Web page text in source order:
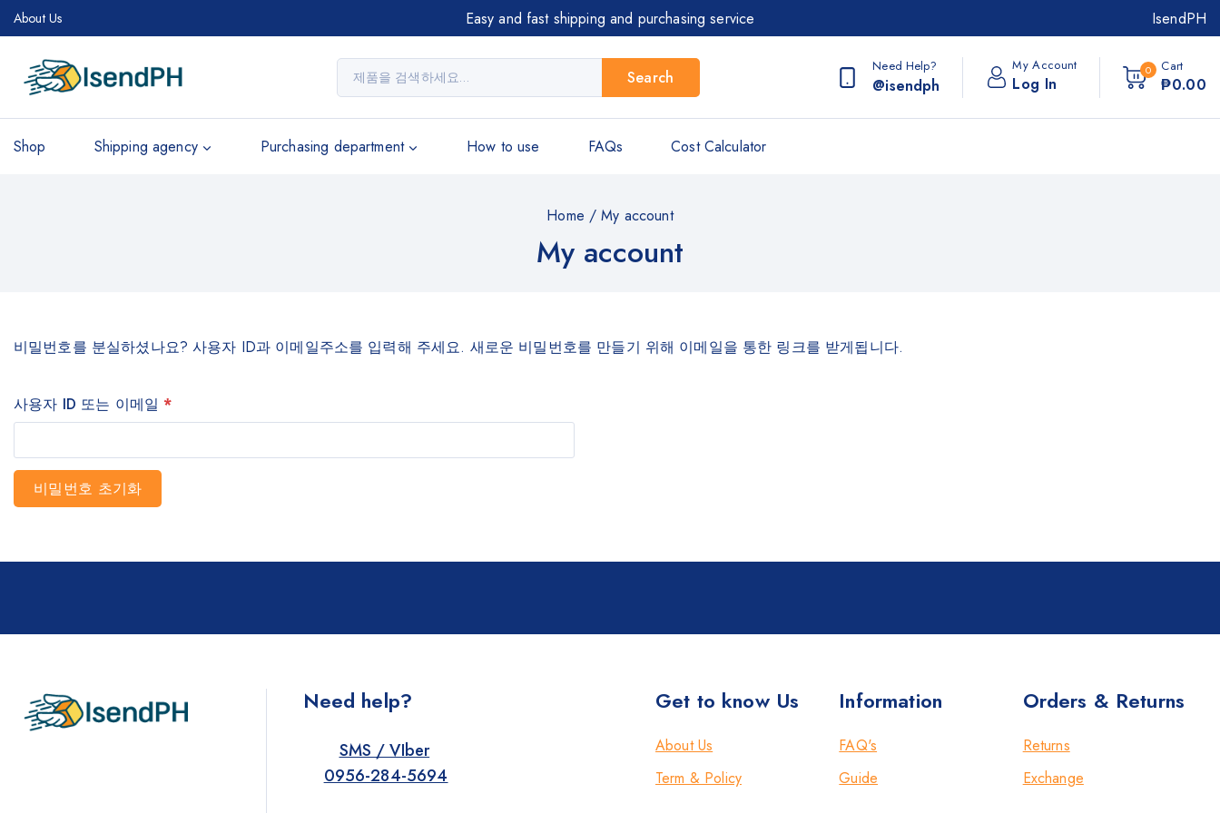
About Us Easy and fast shipping and purchasing service IsendPH
Search
Need Help?
@isendph
My Account
Log In
0 Cart
₱0.00
Shop Shipping agency Purchasing department How to use FAQs Cost Calculator
Home / My account
My account
비밀번호를 분실하셨나요? 사용자 ID과 이메일주소를 입력해 주세요. 새로운 비밀번호를 만들기 위해 이메일을 통한 링크를 받게됩니다.
사용자 ID 또는 이메일 *
비밀번호 초기화
Need help?
SMS / VIber
0956-284-5694
Get to know Us
About Us
Term & Policy
Information
FAQ's
Guide
Orders & Returns
Returns
Exchange